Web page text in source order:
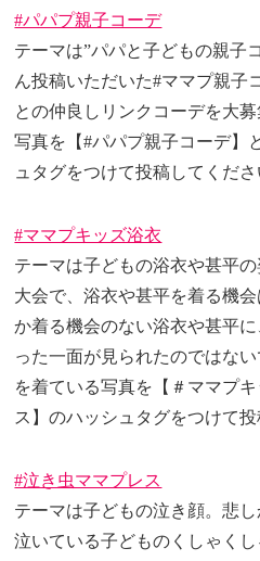
#パパプ親子コーデ
テーマは”パパと子どもの親子
ん投稿いただいた#ママプ親子
との仲良しリンクコーデを大
写真を【#パパプ親子コーデ】
ュタグをつけて投稿してくださ
#ママプキッズ浴衣
テーマは子どもの浴衣や甚平
大会で、浴衣や甚平を着る機
か着る機会のない浴衣や甚平
った一面が見られたのではな
を着ている写真を【＃ママプ
ス】のハッシュタグをつけて
#泣き虫ママプレス
テーマは子どもの泣き顔。悲
泣いている子どものくしゃく